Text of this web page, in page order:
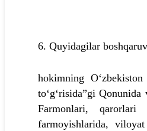
6. Quyidagilar
hokimning
to‘g‘risida”gi
Farmonlari, qarorlari
farmoyishlarida,